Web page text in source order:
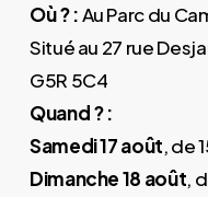
Où ? :Au Parc du
Situé au 27 rue
G5R 5C4
Quand ? :
Samedi 17 août, de
Dimanche 18 août,